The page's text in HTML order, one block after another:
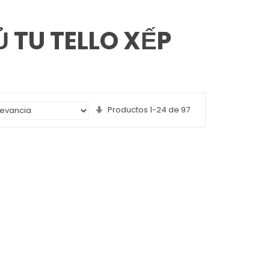
TELLO XẾP
Productos 1-24 de 97
Set